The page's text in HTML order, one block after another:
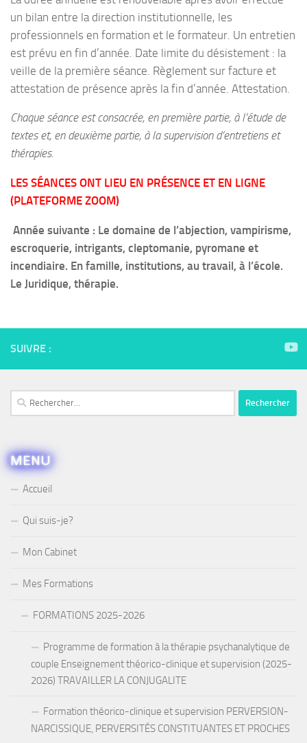
un bilan entre la direction institutionnelle, les
professionnels en formation et le formateur. Un entretien
est prévu en fin d’année. Date limite du désistement : la
veille de la première séance. Règlement sur facture et
attestation de présence après la fin d’année. Attestation.
Chaque séance est consacrée, en première partie, à l’étude de
textes et, en deuxième partie, à la supervision d’entretiens et
thérapies.
LES SÉANCES ONT LIEU EN PRÉSENCE ET EN LIGNE
(PLATEFORME ZOOM)
Année suivante : Le domaine de l’abjection, vampirisme,
escroquerie, intrigants, cleptomanie, pyromane et
incendiaire. En famille, institutions, au travail, à l’école.
Le Juridique, thérapie.
SUIVRE :
Rechercher :
MENU
Accueil
Qui suis-je?
Mon Cabinet
Mes Formations
FORMATIONS 2025-2026
Programme de formation à la thérapie psychanalytique de
couple Enseignement théorico-clinique et supervision (2025-
2026) TRAVAILLER LA CONJUGALITE
Formation théorico-clinique et supervision PERVERSION-
NARCISSIQUE, PERVERSITÉS CONSTITUANTES ET PROCHES